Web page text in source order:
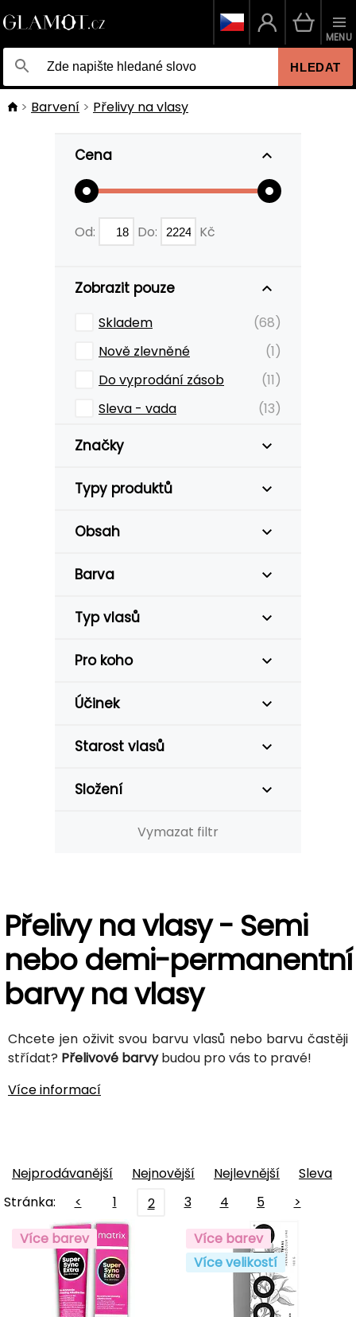
HLEDAT
MENU
Barvení Přelivy na vlasy
Cena
Od: Do: Kč
Zobrazit pouze
Skladem
(68)
Nově zlevněné
(1)
Do vyprodání zásob
(11)
Sleva - vada
(13)
Značky
Typy produktů
Obsah
Barva
Typ vlasů
Pro koho
Účinek
Starost vlasů
Složení
Vymazat filtr
Přelivy na vlasy - Semi
nebo demi-permanentní
barvy na vlasy
Chcete jen oživit svou barvu vlasů nebo barvu častěji
střídat? Přelivové barvybudou pro vás to pravé!
Více informací
Nejprodávanější Nejnovější Nejlevnější
Sleva
Stránka:
< 1 2 3 4 5
>
Více barev
Více barev
Více velikostí